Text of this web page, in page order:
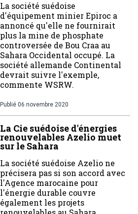
La société suédoise
d'équipement minier Epiroc a
annoncé qu'elle ne fournirait
plus la mine de phosphate
controversée de Bou Craa au
Sahara Occidental occupé. La
société allemande Continental
devrait suivre l'exemple,
commente WSRW.
Publié 06 novembre 2020
La Cie suédoise d'énergies
renouvelables Azelio muet
sur le Sahara
La société suédoise Azelio ne
précisera pas si son accord avec
l'Agence marocaine pour
l'énergie durable couvre
également les projets